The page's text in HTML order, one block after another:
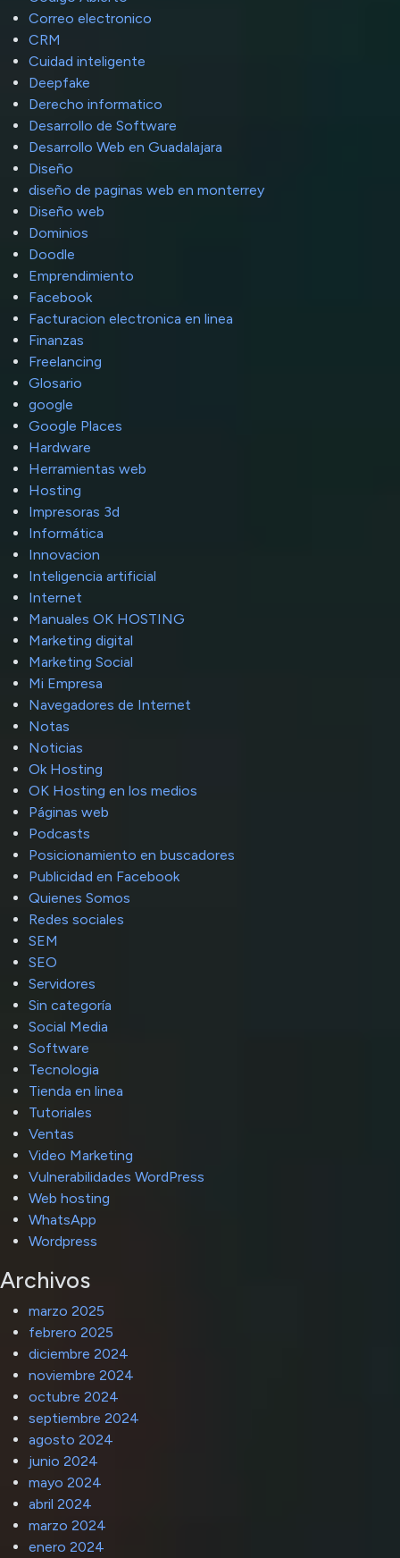
Correo electronico
CRM
Cuidad inteligente
Deepfake
Derecho informatico
Desarrollo de Software
Desarrollo Web en Guadalajara
Diseño
diseño de paginas web en monterrey
Diseño web
Dominios
Doodle
Emprendimiento
Facebook
Facturacion electronica en linea
Finanzas
Freelancing
Glosario
google
Google Places
Hardware
Herramientas web
Hosting
Impresoras 3d
Informática
Innovacion
Inteligencia artificial
Internet
Manuales OK HOSTING
Marketing digital
Marketing Social
Mi Empresa
Navegadores de Internet
Notas
Noticias
Ok Hosting
OK Hosting en los medios
Páginas web
Podcasts
Posicionamiento en buscadores
Publicidad en Facebook
Quienes Somos
Redes sociales
SEM
SEO
Servidores
Sin categoría
Social Media
Software
Tecnologia
Tienda en linea
Tutoriales
Ventas
Video Marketing
Vulnerabilidades WordPress
Web hosting
WhatsApp
Wordpress
Archivos
marzo 2025
febrero 2025
diciembre 2024
noviembre 2024
octubre 2024
septiembre 2024
agosto 2024
junio 2024
mayo 2024
abril 2024
marzo 2024
enero 2024